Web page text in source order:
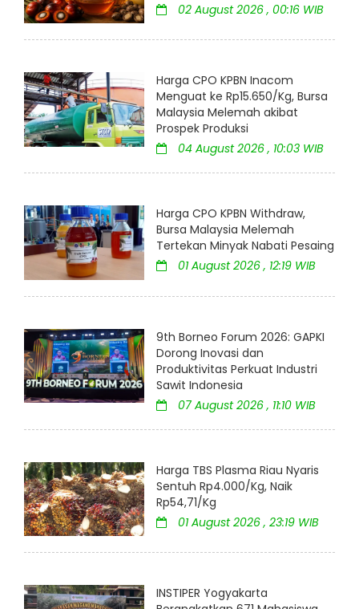
02 August 2026 , 00:16 WIB
Harga CPO KPBN Inacom
Menguat ke Rp15.650/Kg, Bursa
Malaysia Melemah akibat
Prospek Produksi
04 August 2026 , 10:03 WIB
Harga CPO KPBN Withdraw,
Bursa Malaysia Melemah
Tertekan Minyak Nabati Pesaing
01 August 2026 , 12:19 WIB
9th Borneo Forum 2026: GAPKI
Dorong Inovasi dan
Produktivitas Perkuat Industri
Sawit Indonesia
07 August 2026 , 11:10 WIB
Harga TBS Plasma Riau Nyaris
Sentuh Rp4.000/Kg, Naik
Rp54,71/Kg
01 August 2026 , 23:19 WIB
INSTIPER Yogyakarta